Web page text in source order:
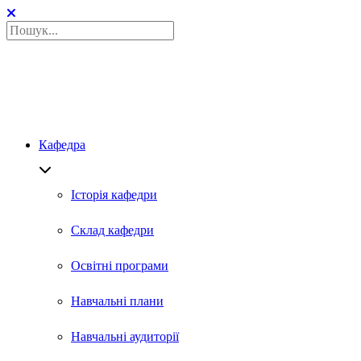
Кафедра
Історія кафедри
Склад кафедри
Освітні програми
Навчальні плани
Навчальні аудиторії